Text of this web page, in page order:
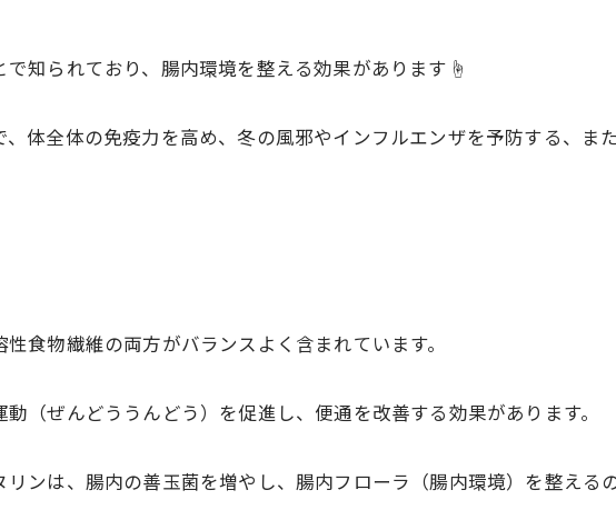
で知られており、腸内環境を整える効果があります☝
体全体の免疫力を高め、冬の風邪やインフルエンザを予防する、ま
食物繊維の両方がバランスよく含まれています。
（ぜんどううんどう）を促進し、便通を改善する効果があります。
ンは、腸内の善玉菌を増やし、腸内フローラ（腸内環境）を整える